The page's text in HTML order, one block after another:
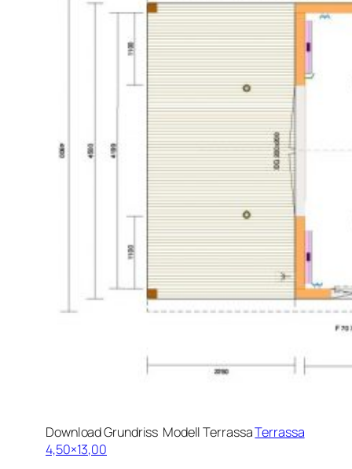
Download Grundriss Modell TerrassaTerrassa
4,50×13,00